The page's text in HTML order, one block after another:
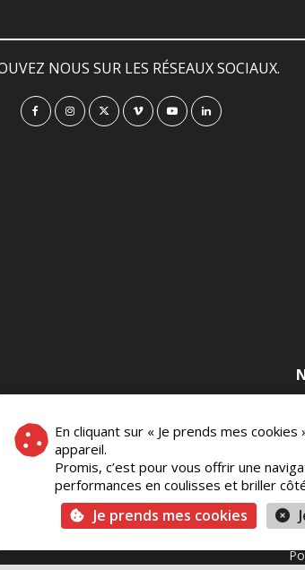
En cliquant sur « Je prends mes
appareil.
Promis, c’est pour vous offrir une
performances en coulisses et briller
Je prends mes cookies
NOUS SUR LES RÉSEAUX SOCIAUX.
Foire Aux Questions Mentions